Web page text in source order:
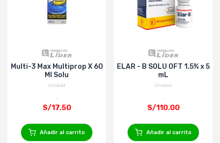
Multi-3 Max Multiprop X 60
Ml Solu
Unidad
S/17.50
Añadir al carrito
ELAR - B SOLU OFT 1.5% x 5
mL
Unidad
S/110.00
Añadir al carrito